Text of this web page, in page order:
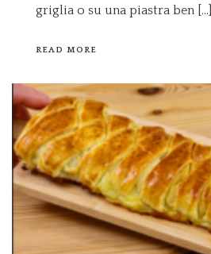
griglia o su una piastra ben […]
READ MORE